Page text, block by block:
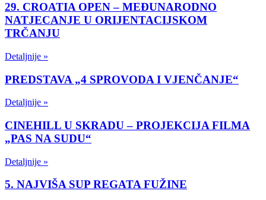
29. CROATIA OPEN – MEĐUNARODNO
NATJECANJE U ORIJENTACIJSKOM
TRČANJU
Detaljnije »
PREDSTAVA „4 SPROVODA I VJENČANJE“
Detaljnije »
CINEHILL U SKRADU – PROJEKCIJA FILMA
„PAS NA SUDU“
Detaljnije »
5. NAJVIŠA SUP REGATA FUŽINE